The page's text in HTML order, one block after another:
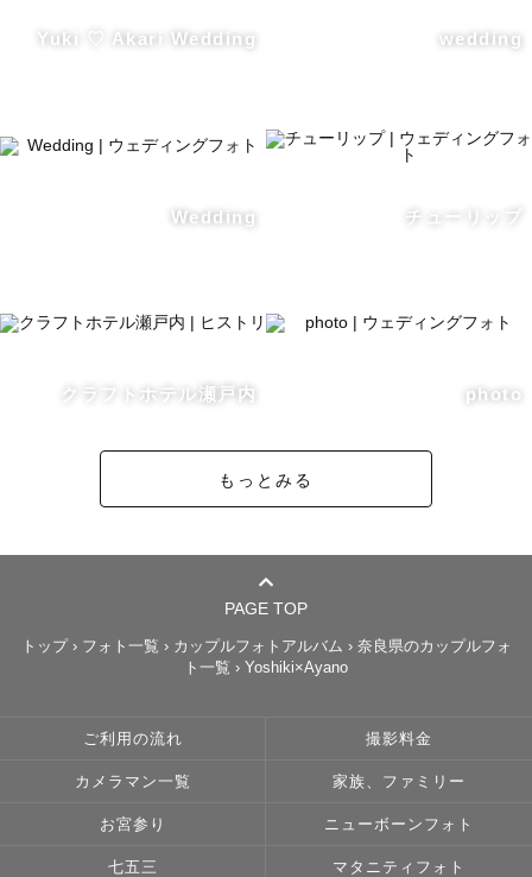
「こんなの撮りたい」
【ウエディング前撮り、カップル、夫婦の撮影について】
現在、挙式 披露宴のカメラマンとしても
ポーズや構図などお任せください！
ポーズきっちり決めてる写真など
お二人に合わせてお撮りいたします。
【バイク、車との撮影について】
私自身が好きなこともあり10年前から車、バイクの写真を
撮っています。
ぜひ、愛車との素敵な写真を撮りましょう！
神奈川県からの交通費をご負担いただければ、どこへでも
撮影に参ります
Yuki ♡ Akari Wedding wedding
Wedding チューリップ
クラフトホテル瀬戸内 photo
もっとみる
PAGE TOP
トップ› フォト一覧 › カップルフォトアルバム › 奈良県のカップルフォ
ト一覧 › Yoshiki×Ayano
ご利用の流れ 撮影料金
カメラマン一覧 家族、ファミリー
お宮参り ニューボーンフォト
七五三 マタニティフォト